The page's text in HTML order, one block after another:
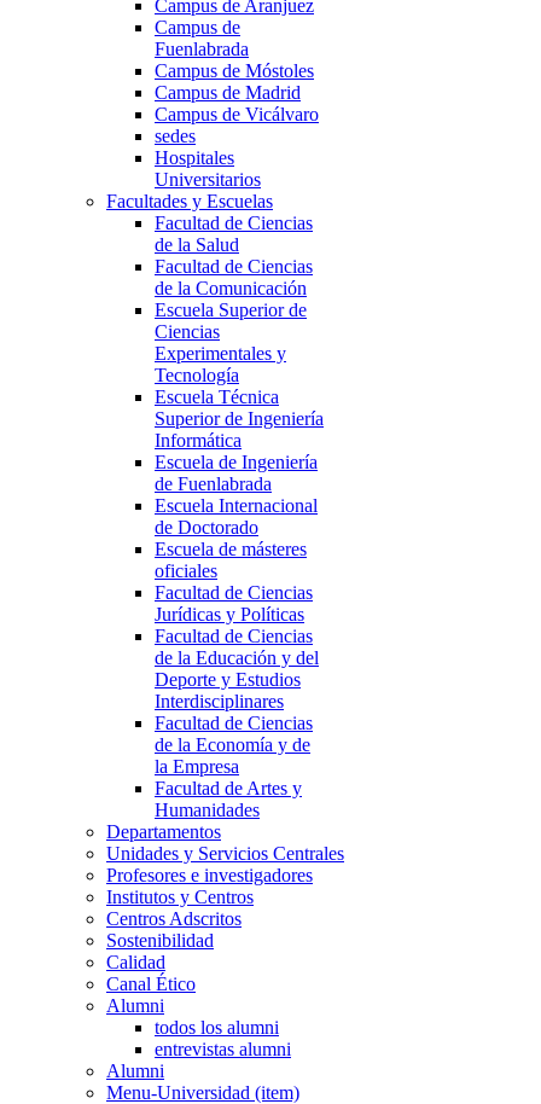
Campus de Aranjuez
Campus de
Fuenlabrada
Campus de Móstoles
Campus de Madrid
Campus de Vicálvaro
sedes
Hospitales
Universitarios
Facultades y Escuelas
Facultad de Ciencias
de la Salud
Facultad de Ciencias
de la Comunicación
Escuela Superior de
Ciencias
Experimentales y
Tecnología
Escuela Técnica
Superior de Ingeniería
Informática
Escuela de Ingeniería
de Fuenlabrada
Escuela Internacional
de Doctorado
Escuela de másteres
oficiales
Facultad de Ciencias
Jurídicas y Políticas
Facultad de Ciencias
de la Educación y del
Deporte y Estudios
Interdisciplinares
Facultad de Ciencias
de la Economía y de
la Empresa
Facultad de Artes y
Humanidades
Departamentos
Unidades y Servicios Centrales
Profesores e investigadores
Institutos y Centros
Centros Adscritos
Sostenibilidad
Calidad
Canal Ético
Alumni
todos los alumni
entrevistas alumni
Alumni
Menu-Universidad (item)